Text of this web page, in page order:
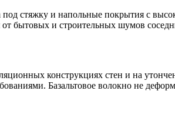
под стяжку и напольные покрытия с
бытовых и строительных шумов
конструкциях стен и на
Базальтовое волокно не